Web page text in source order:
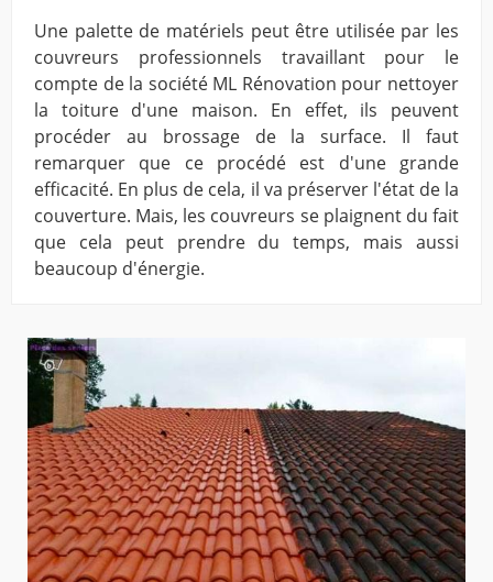
Une palette de matériels peut être utilisée par les
couvreurs professionnels travaillant pour le
compte de la société ML Rénovation pour nettoyer
la toiture d'une maison. En effet, ils peuvent
procéder au brossage de la surface. Il faut
remarquer que ce procédé est d'une grande
efficacité. En plus de cela, il va préserver l'état de la
couverture. Mais, les couvreurs se plaignent du fait
que cela peut prendre du temps, mais aussi
beaucoup d'énergie.